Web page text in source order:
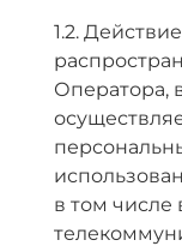
1.2.
Оператора,
в том